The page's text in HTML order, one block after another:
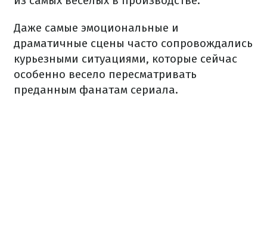
Даже самые эмоциональные и
драматичные сцены часто сопровождались
курьезными ситуациями, которые сейчас
особенно весело пересматривать
преданным фанатам сериала.